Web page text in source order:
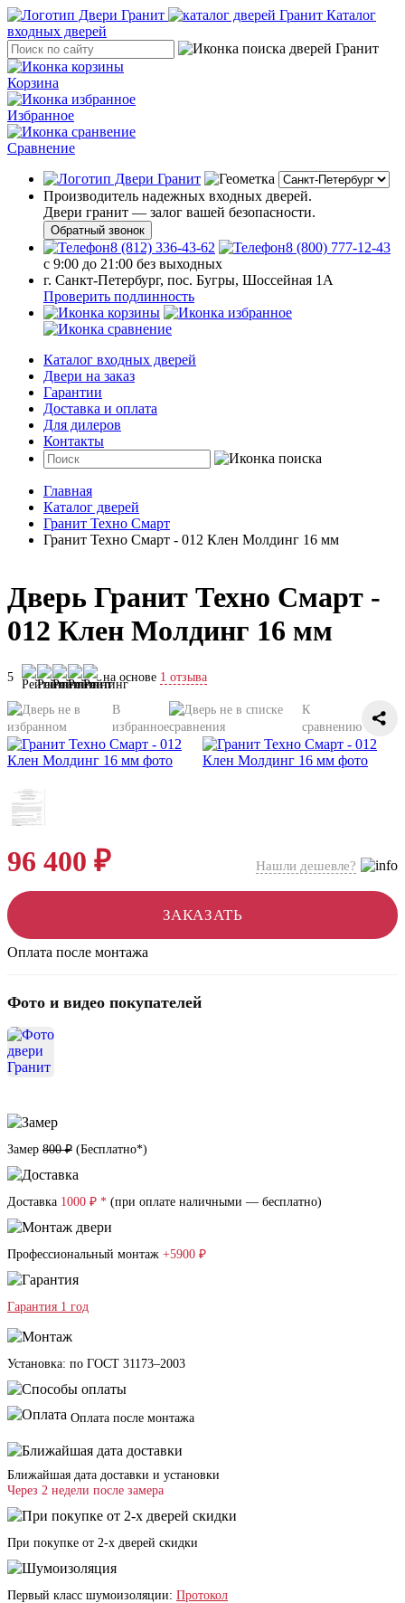
Каталог
входных дверей
Корзина
Избранное
Сравнение
Производитель надежных входных дверей.
Двери гранит — залог вашей безопасности.
Обратный звонок
8 (812) 336-43-62
8 (800) 777-12-43
с 9:00 до 21:00 без выходных
г. Санкт-Петербург, пос. Бугры, Шоссейная 1А
Проверить подлинность
Каталог входных дверей
Двери на заказ
Гарантии
Доставка и оплата
Для дилеров
Контакты
Главная
Каталог дверей
Гранит Техно Смарт
Гранит Техно Смарт - 012 Клен Молдинг 16 мм
Дверь Гранит Техно Смарт -
012 Клен Молдинг 16 мм
5 на основе 1 отзыва
В
избранное
К
сравнению
96 400 ₽ Нашли дешевле?
ЗАКАЗАТЬ
Оплата после монтажа
Фото и видео покупателей
Замер 800 ₽ (Бесплатно*)
Доставка 1000 ₽ * (при оплате наличными — бесплатно)
Профессиональный монтаж +5900 ₽
Гарантия 1 год
Установка: по ГОСТ 31173–2003
Оплата после монтажа
Ближайшая дата доставки и установки
Через 2 недели после замера
При покупке от 2-х дверей скидки
Первый класс шумоизоляции: Протокол